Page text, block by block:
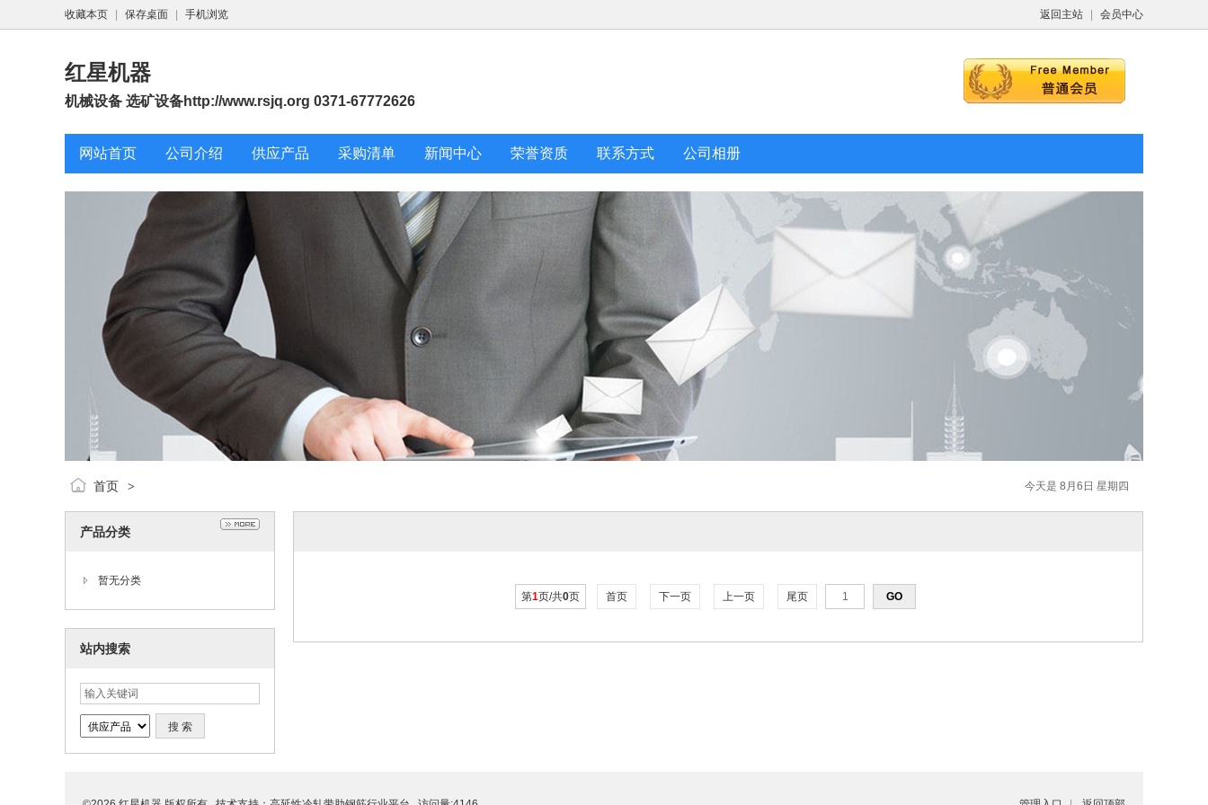
返回主站 会员中心
收藏本页 保存桌面 手机浏览
红星机器
机械设备 选矿设备http://www.rsjq.org 0371-67772626
网站首页 公司介绍 供应产品 采购清单 新闻中心 荣誉资质 联系方式 公司相册
今天是 8月6日 星期四
首页 >
产品分类
暂无分类
站内搜索
第1页/共0页 首页 下一页 上一页 尾页